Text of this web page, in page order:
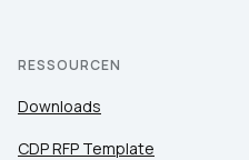
RESSOURCEN
Downloads
CDP RFP Template